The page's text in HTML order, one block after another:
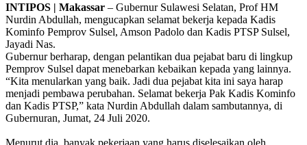
INTIPOS | Makassar – Gubernur Sulawesi Selatan, Prof HM
Nurdin Abdullah, mengucapkan selamat bekerja kepada Kadis
Kominfo Pemprov Sulsel, Amson Padolo dan Kadis PTSP Sulsel,
Jayadi Nas.
Gubernur berharap, dengan pelantikan dua pejabat baru di lingkup
Pemprov Sulsel dapat menebarkan kebaikan kepada yang lainnya.
“Kita menularkan yang baik. Jadi dua pejabat kita ini saya harap
menjadi pembawa perubahan. Selamat bekerja Pak Kadis Kominfo
dan Kadis PTSP,” kata Nurdin Abdullah dalam sambutannya, di
Gubernuran, Jumat, 24 Juli 2020.
Menurut dia, banyak pekerjaan yang harus diselesaikan oleh